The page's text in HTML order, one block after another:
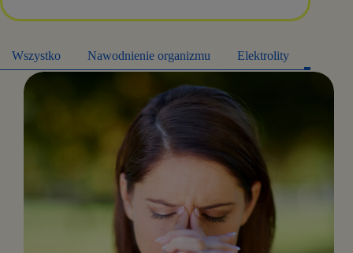
Wszystko Nawodnienie organizmu Elektrolity